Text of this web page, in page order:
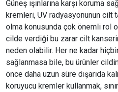
Güneş ışınlarına karşı koruma
kremleri, UV radyasyonunun cilt
olma konusunda çok önemli rol
cilde verdiği bu zarar cilt
neden olabilir. Her ne kadar
sağlanmasa bile, bu ürünler
önce daha uzun süre dışarıda
koruyucu kremler kullanmak,